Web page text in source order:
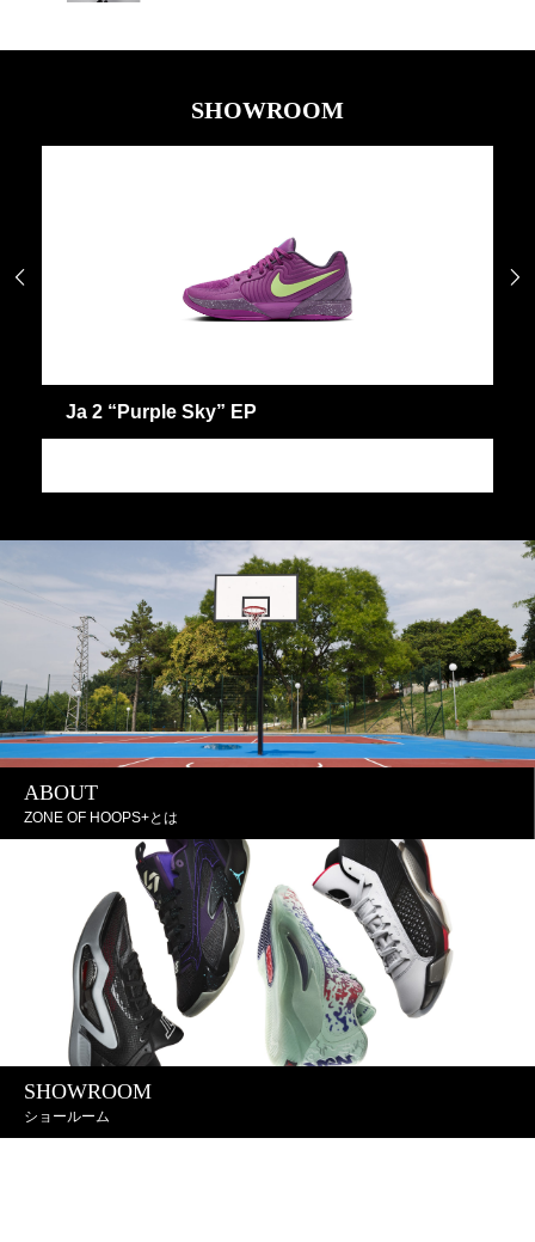
SHOWROOM
Ja 2 “Purple Sky” EP
 
ABOUT
ZONE OF HOOPS+とは
SHOWROOM
ショールーム